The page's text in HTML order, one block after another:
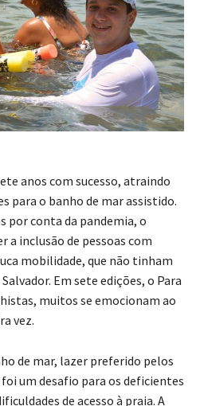
anos com sucesso, atraindo
para o banho de mar assistido.
por conta da pandemia, o
inclusão de pessoas com
mobilidade, que não tinham
Em sete edições, o Para
muitos se emocionam ao
vez.
de mar, lazer preferido pelos
um desafio para os deficientes
de acesso à praia. A